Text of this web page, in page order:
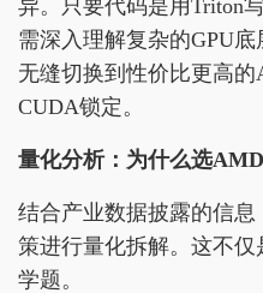
异。只要代码是用Triton
需深入理解复杂的GPU
无缝切换到性价比更高
CUDA锁定。
量化分析：为什么选
结合产业数据披露的信
策进行量化拆解。这不
学题。